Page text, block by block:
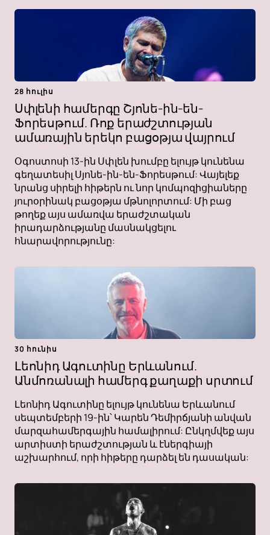
28 հուլիս
Սփլենի համերգը Շյոնե-ին-են-
Ֆորեսթում. Ռոք երաժշտության
ամառային երեկո բացօթյա վայրում
Օգոստոսի 13-ին Սփլեն խումբը ելույթ կունենա
գեղատեսիլ Սյոնե-ին-են-Ֆորեսթում: Վայելեք
նրանց սիրելի հիթերն ու նոր կոմպոզիցիաները
յուրօրինակ բացօթյա մթնոլորտում: Մի բաց
թողեք այս ամառվա երաժշտական ​​​​
իրադարձությանը մասնակցելու
հնարավորությունը:
30 հունիս
Լեոնիդ Ագուտինը Երևանում.
Անմոռանալի համերգ քաղաքի սրտում
Լեոնիդ Ագուտինը ելույթ կունենա Երևանում
սեպտեմբերի 19-ին՝ Կարեն Դեմիրճյանի անվան
մարզահամերգային համալիրում: Ընկղմվեք այս
արտիստի երաժշտության և էներգիայի
աշխարհում, որի հիթերը դարձել են դասական: